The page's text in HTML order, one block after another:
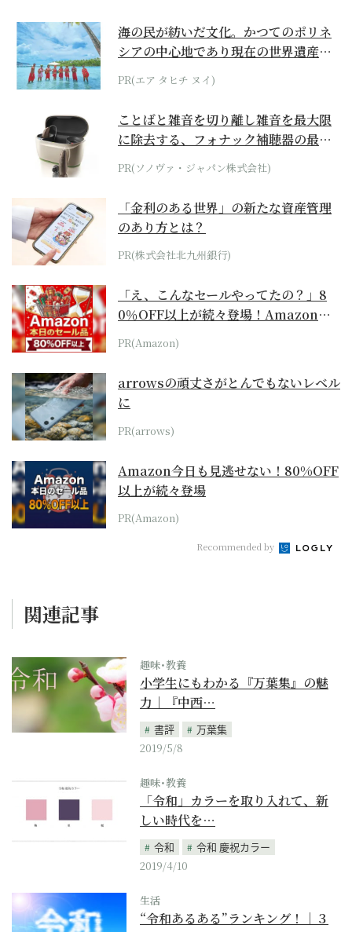
海の民が紡いだ文化。かつてのポリネ
シアの中心地であり現在の世界遺産か
らみえてくる...
PR(エア タヒチ ヌイ)
ことばと雑音を切り離し雑音を最大限
に除去する、フォナック補聴器の最上
位モデル
PR(ソノヴァ・ジャパン株式会社)
「金利のある世界」の新たな資産管理
のあり方とは？
PR(株式会社北九州銀行)
「え、こんなセールやってたの？」8
0％OFF以上が続々登場！Amazonの
本気が...
PR(Amazon)
arrowsの頑丈さがとんでもないレベル
に
PR(arrows)
Amazon今日も見逃せない！80%OFF
以上が続々登場
PR(Amazon)
Recommended by
関連記事
趣味･教養
小学生にもわかる『万葉集』の魅
力｜『中西…
書評
万葉集
2019/5/8
趣味･教養
「令和」カラーを取り入れて、新
しい時代を…
令和
令和 慶祝カラー
2019/4/10
生活
“令和あるある”ランキング！｜３